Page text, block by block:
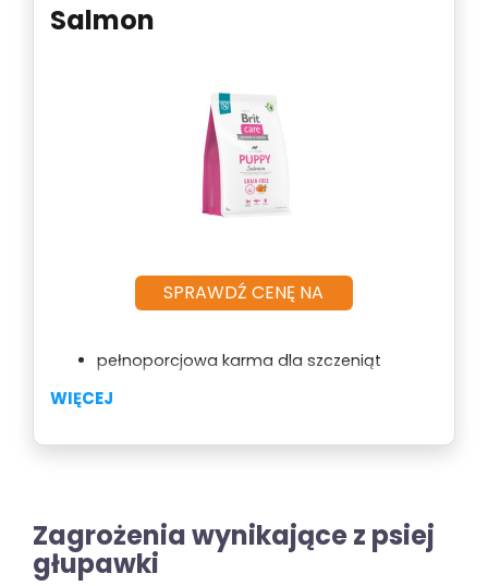
Salmon
pełnoporcjowa karma dla szczeniąt
smakowitym łososiu
WIĘCEJ
SPRAWDŹ CENĘ NA
Zagrożenia wynikające z psiej
głupawki